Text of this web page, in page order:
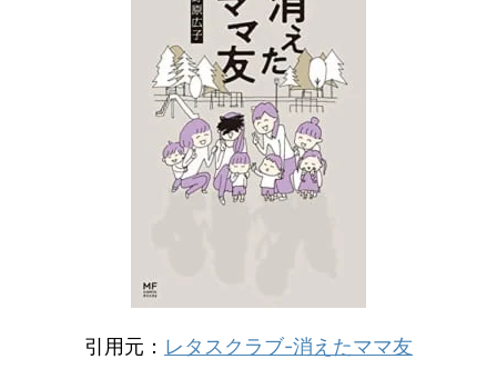
引用元： レタスクラブ-消えたママ友